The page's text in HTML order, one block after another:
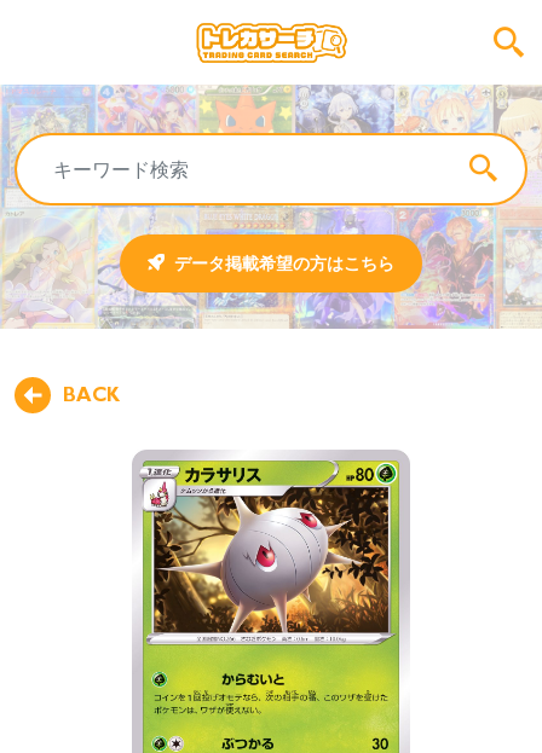
データ掲載希望の方はこちら
BACK